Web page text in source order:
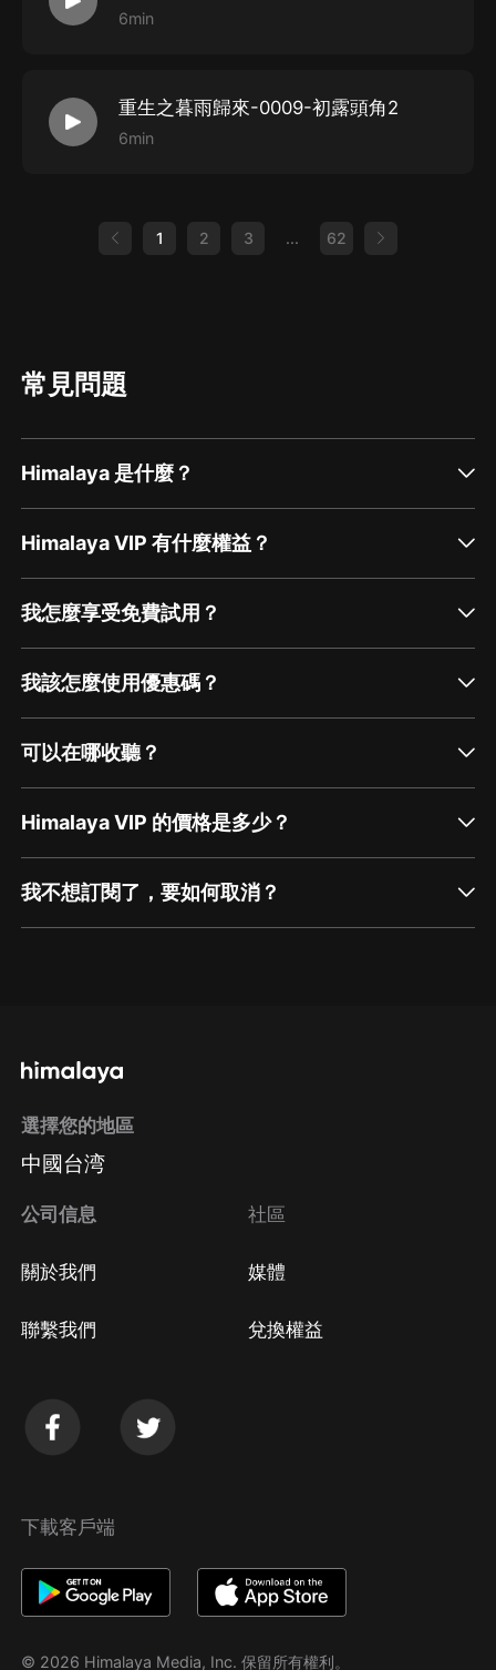
6min
重生之暮雨歸來-0009-初露頭角2
6min
1 2 3 ... 62
常見問題
Himalaya 是什麼？
Himalaya VIP 有什麼權益？
我怎麼享受免費試用？
我該怎麼使用優惠碼？
可以在哪收聽？
Himalaya VIP 的價格是多少？
我不想訂閱了，要如何取消？
方法 Google Play取消訂閱方法
選擇您的地區
中國台湾
公司信息
關於我們
聯繫我們
社區
媒體
兌換權益
下載客戶端
© 2026 Himalaya Media, Inc. 保留所有權利。